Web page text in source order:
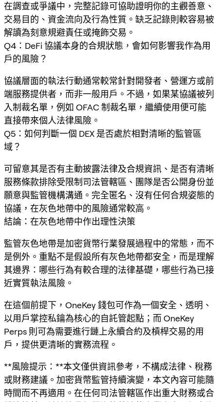
在調查或爭議中，完整記錄可協助證明你的主觀善意、
交易目的、資金流向及行為性質。缺乏記錄則較容易被
解讀為刻意規避責任或掩飾交易。
Q4：DeFi 協議本身的合規狀態，會如何影響我作為用
戶的風險？
協議層面的執法行動通常較常針對開發者、營運方或前
端服務提供者，而非一般用戶。不過，如果某協議被列
入制裁名單，例如 OFAC 制裁名單，繼續使用便可能
直接帶來個人法律風險。
Q5：如何判斷一個 DEX 是否處於相對清晰的監管區
域？
可留意其是否有主動披露法律及合規資訊、是否有清晰
服務條款排除受限制司法管轄區、團隊是否公開身份並
願意與監管機構溝通。完全匿名、沒有任何合規姿態的
協議，在灰色地帶中的風險通常較高。
結論：在灰色地帶中作出理性決策
監管灰色地帶是加密貨幣行業發展過程中的常態，而不
是例外。重點不是假設所有灰色地帶都安全，而是理解
其邊界：哪些行為有較合理的法律基礎，哪些行為已接
近實質執法風險。
在這個前提下，OneKey 錢包可作為一個安全、透明、
以用戶掌控私鑰為核心的自託管起點；而 OneKey
Perps 則可為需要進行鏈上永續合約及槓桿交易的用
戶，提供更清晰的實務流程。
**風險提示：**本文僅供資訊參考，不構成法律、稅務
或財務建議。加密貨幣監管持續演變，本文內容可能隨
時間而不再適用。在任何司法管轄區作出重大財務或合